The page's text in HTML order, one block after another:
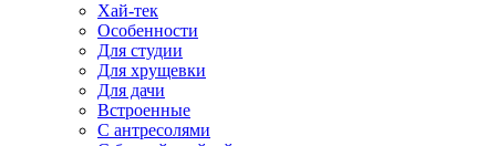
Хай-тек
Особенности
Для студии
Для хрущевки
Для дачи
Встроенные
С антресолями